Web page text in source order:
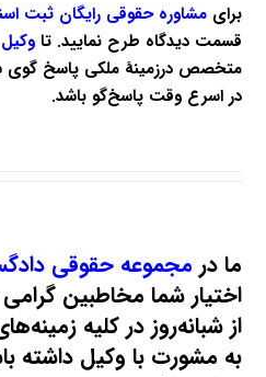
برایمشاوره حقوقی رایگان ثبت
قسمت دیدگاه طرح نمایید. تا
متخصص درزمینهٔ ملکی پاسخ گوی
در اسرع وقت پاسخ‌گو باشد.
ما در مجموعه حقوقی
اختیار شما مخاطبین
از شبانه‌روز در کلیه
به مشورت با وکیل داشته